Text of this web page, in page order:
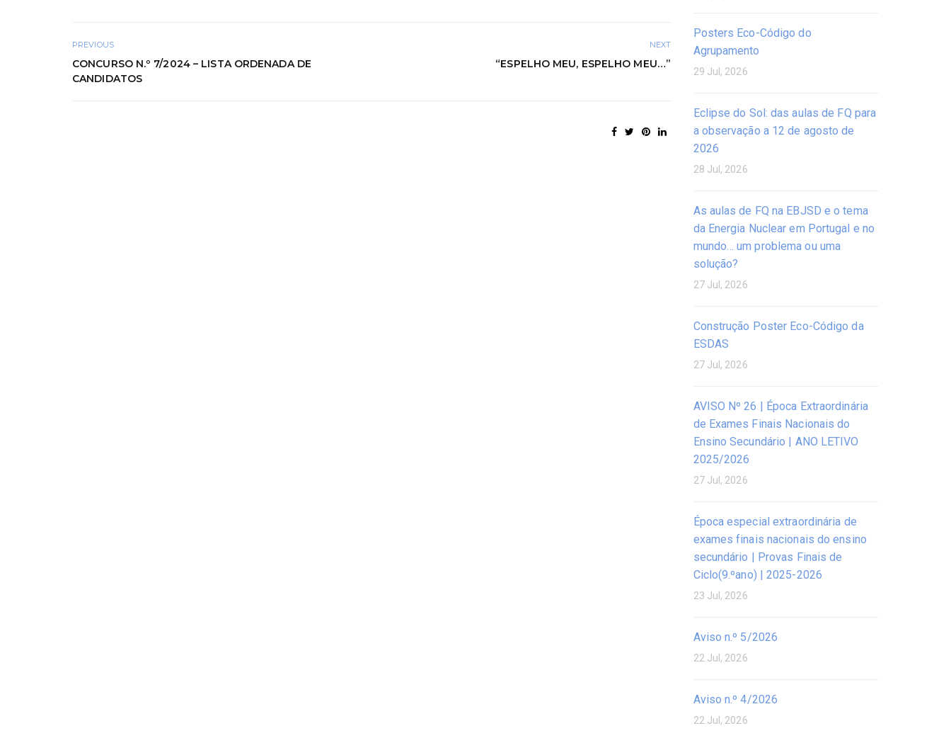
PREVIOUS
CONCURSO N.º 7/2024 – LISTA ORDENADA DE
CANDIDATOS
NEXT
“ESPELHO MEU, ESPELHO MEU…”
Posters Eco-Código do
Agrupamento
29 Jul, 2026
Eclipse do Sol: das aulas de FQ para
a observação a 12 de agosto de
2026
28 Jul, 2026
As aulas de FQ na EBJSD e o tema
da Energia Nuclear em Portugal e no
mundo… um problema ou uma
solução?
27 Jul, 2026
Construção Poster Eco-Código da
ESDAS
27 Jul, 2026
AVISO Nº 26 | Época Extraordinária
de Exames Finais Nacionais do
Ensino Secundário | ANO LETIVO
2025/2026
27 Jul, 2026
Época especial extraordinária de
exames finais nacionais do ensino
secundário | Provas Finais de
Ciclo(9.ºano) | 2025-2026
23 Jul, 2026
Aviso n.º 5/2026
22 Jul, 2026
Aviso n.º 4/2026
22 Jul, 2026